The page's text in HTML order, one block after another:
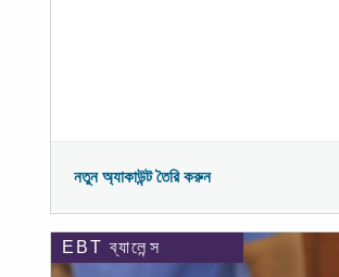
নতুন অ্যাকাউন্ট তৈরি করুন
EBT ব্যালেন্স